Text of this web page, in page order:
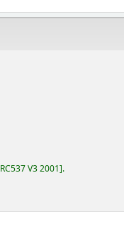
RC537 V3 2001 .